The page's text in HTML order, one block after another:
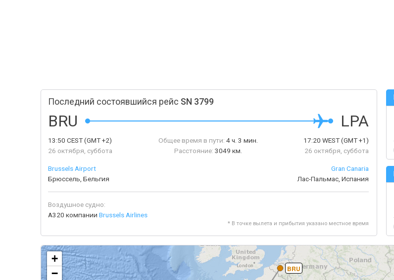
Последний состоявшийся рейс SN 3799
BRU LPA
13:50 CEST(GMT +2)
26 октября, суббота
Общее время в пути: 4 ч. 3 мин.
Расстояние: 3049 км.
17:20WEST(GMT +1)
26 октября, суббота
Brussels Airport
Брюссель, Бельгия
Gran Canaria
Лас-Пальмас, Испания
Воздушное судно:
A320 компании Brussels Airlines
* В точке вылета и прибытия указано местное время
BRU
+
−